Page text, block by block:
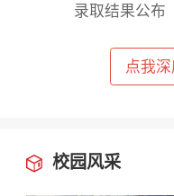
录取结果公布
点我
校园风采
定制更为贴心的服务
师与您联络。关于